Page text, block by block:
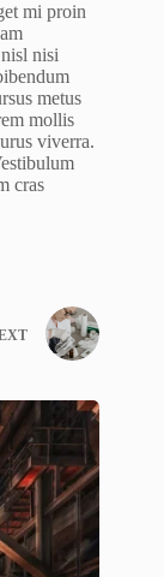
mi proin
nisi
metus
mollis
viverra.
cras